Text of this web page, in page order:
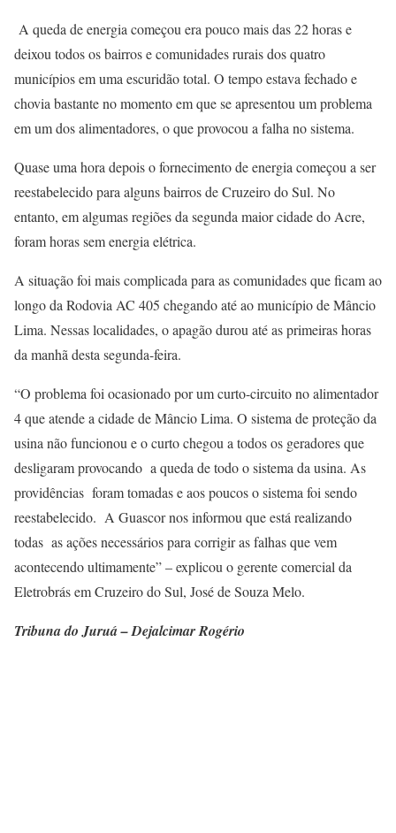
A queda de energia começou era pouco mais das 22 horas e
deixou todos os bairros e comunidades rurais dos quatro
municípios em uma escuridão total. O tempo estava fechado e
chovia bastante no momento em que se apresentou um problema
em um dos alimentadores, o que provocou a falha no sistema.
Quase uma hora depois o fornecimento de energia começou a ser
reestabelecido para alguns bairros de Cruzeiro do Sul. No
entanto, em algumas regiões da segunda maior cidade do Acre,
foram horas sem energia elétrica.
A situação foi mais complicada para as comunidades que ficam ao
longo da Rodovia AC 405 chegando até ao município de Mâncio
Lima. Nessas localidades, o apagão durou até as primeiras horas
da manhã desta segunda-feira.
“O problema foi ocasionado por um curto-circuito no alimentador
4 que atende a cidade de Mâncio Lima. O sistema de proteção da
usina não funcionou e o curto chegou a todos os geradores que
desligaram provocando a queda de todo o sistema da usina. As
providências foram tomadas e aos poucos o sistema foi sendo
reestabelecido. A Guascor nos informou que está realizando
todas as ações necessários para corrigir as falhas que vem
acontecendo ultimamente” – explicou o gerente comercial da
Eletrobrás em Cruzeiro do Sul, José de Souza Melo.
Tribuna do Juruá – Dejalcimar Rogério